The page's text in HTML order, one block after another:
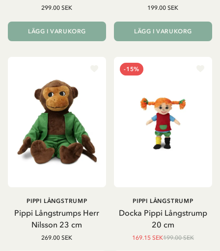
299.00 SEK
LÄGG I VARUKORG
199.00 SEK
LÄGG I VARUKORG
Pippi Långstrumps Herr
Nilsson 23 cm
PIPPI LÅNGSTRUMP
269.00 SEK
-15%
Docka Pippi Långstrump
20 cm
PIPPI LÅNGSTRUMP
169.15 SEK199.00 SEK